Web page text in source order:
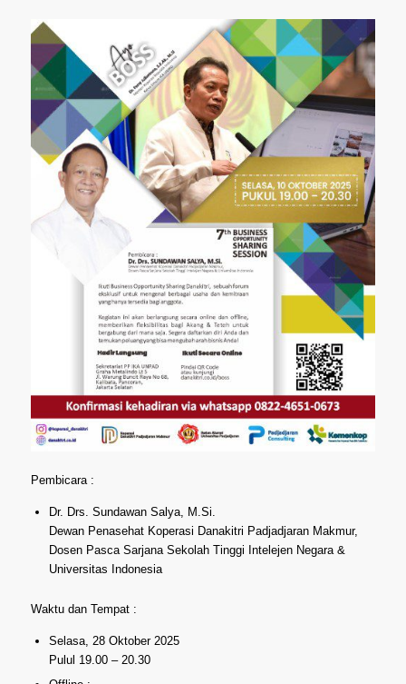
Pembicara :
Dr. Drs. Sundawan Salya, M.Si.
Dewan Penasehat Koperasi Danakitri Padjadjaran Makmur,
Dosen Pasca Sarjana Sekolah Tinggi Intelejen Negara &
Universitas Indonesia
Waktu dan Tempat :
Selasa, 28 Oktober 2025
Pulul 19.00 – 20.30